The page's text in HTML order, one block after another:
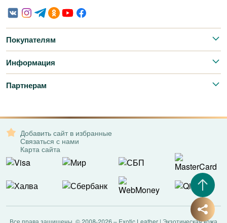
Покупателям
Информация
Партнерам
Добавить сайт в избранные
Связаться с нами
Карта сайта
Все права защищены. © 2008-2026 – Exotic Leather | Экзотическая кожа